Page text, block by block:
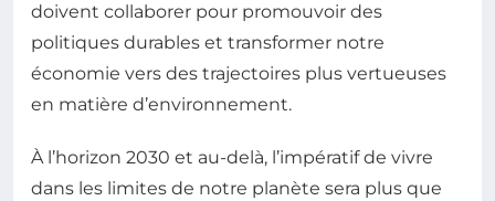
doivent collaborer pour promouvoir des
politiques durables et transformer notre
économie vers des trajectoires plus vertueuses
en matière d’environnement.
À l’horizon 2030 et au-delà, l’impératif de vivre
dans les limites de notre planète sera plus que